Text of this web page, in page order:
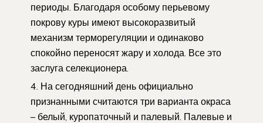
периоды. Благодаря особому перьевому
покрову куры имеют высокоразвитый
механизм терморегуляции и одинаково
спокойно переносят жару и холода. Все это
заслуга селекционера.
На сегодняшний день официально
признанными считаются три варианта окраса
– белый, куропаточный и палевый. Палевые и